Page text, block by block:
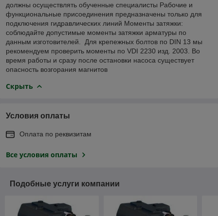
должны осуществлять обученные специалисты Рабочие и
функциональные присоединения предназначены только для
подключения гидравлических линий Моменты затяжки:
соблюдайте допустимые моменты затяжки арматуры по
данным изготовителей. Для крепежных болтов по DIN 13 мы
рекомендуем проверить моменты по VDI 2230 изд. 2003. Во
время работы и сразу после остановки насоса существует
опасность возгорания магнитов
Скрыть
Условия оплаты
Оплата по реквизитам
Все условия оплаты
Подобные услуги компании